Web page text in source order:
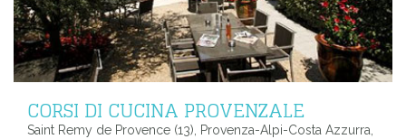
CORSI DI CUCINA PROVENZALE
Saint Remy de Provence (13), Provenza-Alpi-Costa Azzurra,